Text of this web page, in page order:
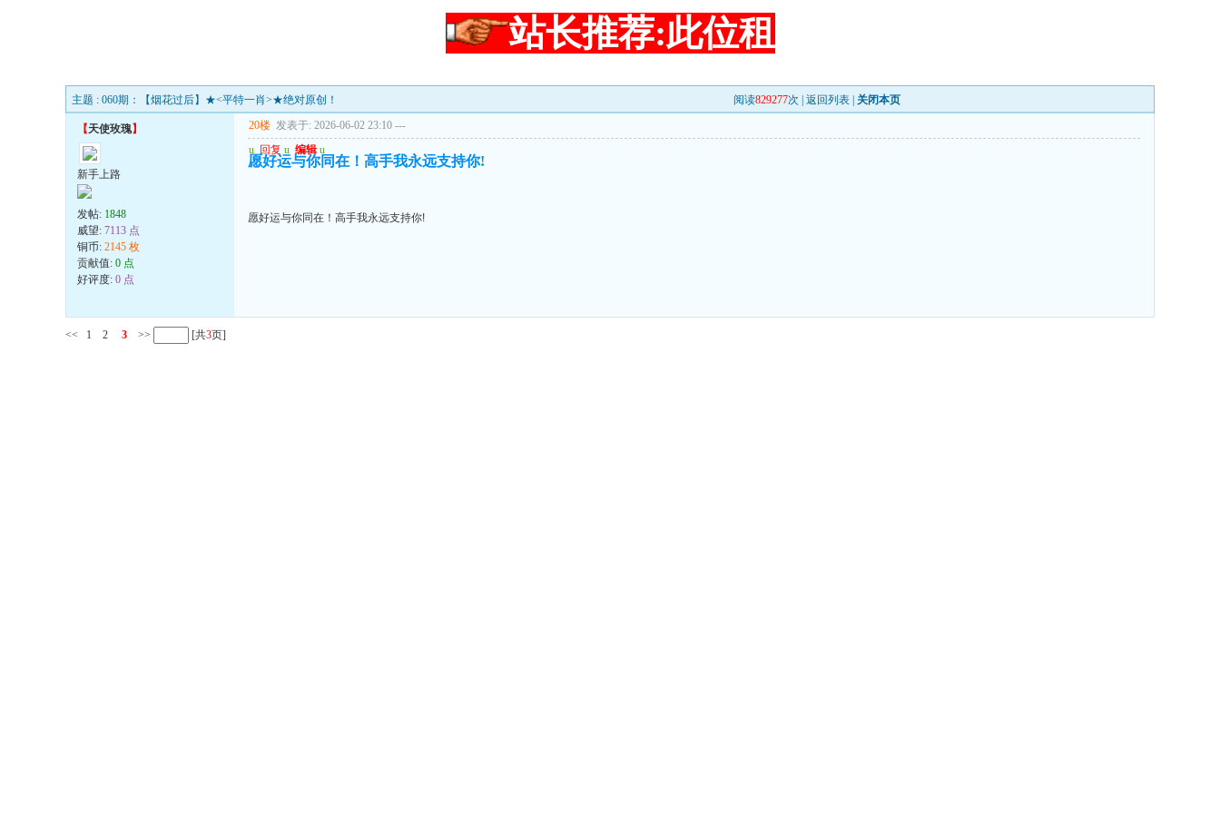
站长推荐:此位租
主题 : 060期：【烟花过后】★<平特一肖>★绝对原创！ 阅读829277次 | 返回列表 关闭本页
【天使玫瑰】
新手上路
发帖: 1848
威望: 7113 点
铜币: 2145 枚
贡献值: 0 点
好评度: 0 点
20楼 发表于: 2026-06-02 23:10 ---
u 回复 u 编辑 u
愿好运与你同在！高手我永远支持你!
愿好运与你同在！高手我永远支持你!
<< 1 2 3 >> [共3页]